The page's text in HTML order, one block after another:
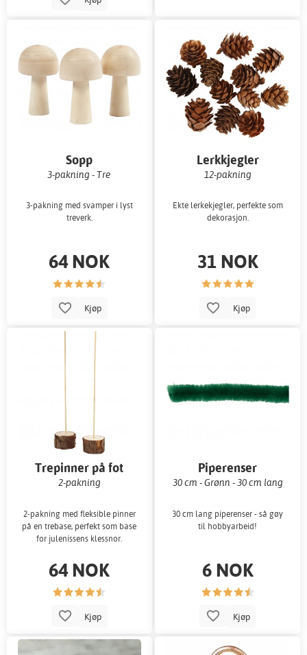
Sopp
3-pakning - Tre
3-pakning med svamper i lyst
treverk.
64 NOK
Kjøp
Lerkkjegler
12-pakning
Ekte lerkekjegler, perfekte som
dekorasjon.
31 NOK
Kjøp
Trepinner på fot
2-pakning
2-pakning med fleksible pinner
på en trebase, perfekt som base
for julenissens klessnor.
64 NOK
Kjøp
Piperenser
30 cm - Grønn - 30 cm lang
30 cm lang piperenser - så gøy
til hobbyarbeid!
6 NOK
Kjøp